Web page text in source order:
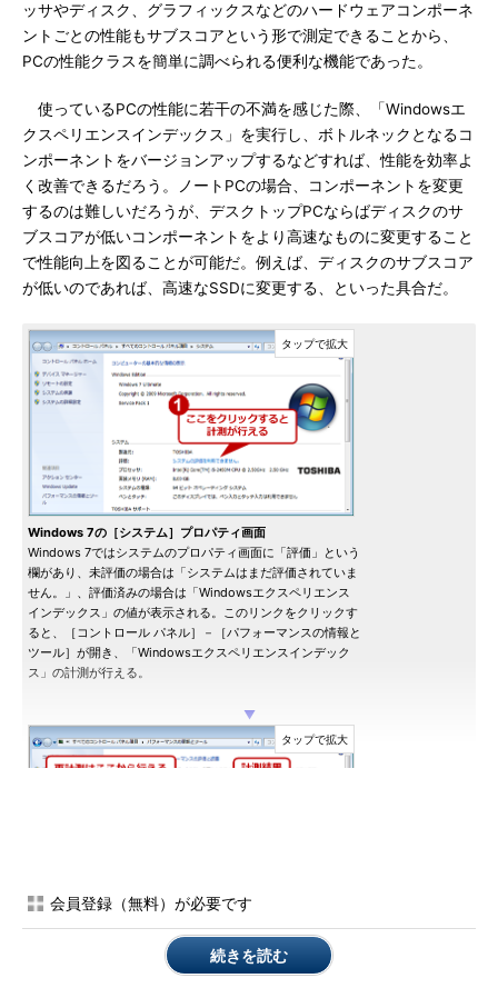
ッサやディスク、グラフィックスなどのハードウェアコンポーネ
ントごとの性能もサブスコアという形で測定できることから、
PCの性能クラスを簡単に調べられる便利な機能であった。
使っているPCの性能に若干の不満を感じた際、「Windowsエ
クスペリエンスインデックス」を実行し、ボトルネックとなるコ
ンポーネントをバージョンアップするなどすれば、性能を効率よ
く改善できるだろう。ノートPCの場合、コンポーネントを変更
するのは難しいだろうが、デスクトップPCならばディスクのサ
ブスコアが低いコンポーネントをより高速なものに変更すること
で性能向上を図ることが可能だ。例えば、ディスクのサブスコア
が低いのであれば、高速なSSDに変更する、といった具合だ。
Windows 7の［システム］プロパティ画面
Windows 7ではシステムのプロパティ画面に「評価」という
欄があり、未評価の場合は「システムはまだ評価されていま
せん。」、評価済みの場合は「Windowsエクスペリエンス
インデックス」の値が表示される。このリンクをクリックす
ると、［コントロール パネル］－［パフォーマンスの情報と
ツール］が開き、「Windowsエクスペリエンスインデック
ス」の計測が行える。
▼
Windows 7の［パフォーマンスの情報とツール］の画面
Windows 7の［パフォーマンスの情報とツール］の画面 評
価済みの場合は「Windowsエクスペリエンスインデック
会員登録（無料）が必要です
続きを読む